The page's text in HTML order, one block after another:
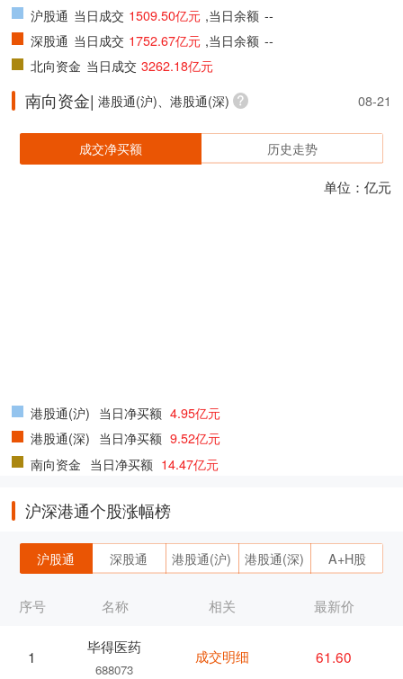
沪股通 当日成交 1509.50亿元 ,当日余额 --
深股通 当日成交 1752.67亿元 ,当日余额 --
北向资金 当日成交 3262.18亿元
南向资金| 港股通(沪)、港股通(深) 08-21
成交净买额 历史走势
单位：亿元
港股通(沪) 当日净买额 4.95亿元
港股通(深) 当日净买额 9.52亿元
南向资金 当日净买额 14.47亿元
沪深港通个股涨幅榜
沪股通 深股通 港股通(沪) 港股通(深) A+H股
序号 名称
1
毕得医药
688073
相关 最新价
成交明细 61.60